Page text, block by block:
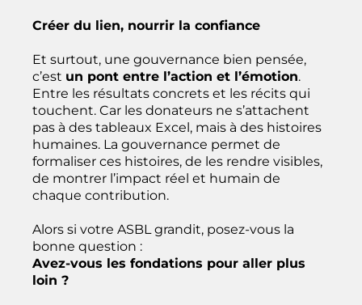
Créer du lien, nourrir la confiance
Et surtout, une gouvernance bien pensée,
c’est un pont entre l’action et l’émotion.
Entre les résultats concrets et les récits qui
touchent. Car les donateurs ne s’attachent
pas à des tableaux Excel, mais à des histoires
humaines. La gouvernance permet de
formaliser ces histoires, de les rendre visibles,
de montrer l’impact réel et humain de
chaque contribution.
Alors si votre ASBL grandit, posez-vous la
bonne question :
Avez-vous les fondations pour aller plus
loin ?